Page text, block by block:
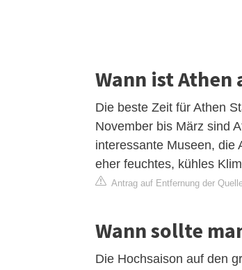
Wann ist Athen
Die beste Zeit für Athen
November bis März sind
interessante Museen, die
eher feuchtes, kühles
Antrag auf Entfernung der
Wann sollte
Die Hochsaison auf den